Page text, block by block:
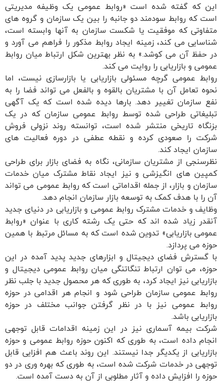
این که گفته شده است «روابط عمومی یک وظیفه مدیریتی
است که روابط سودمند دو جانبه را بین یک سازمان و گروه های
متفاوتی که موفقیت یا شکست سازمان به آنها وابسته است،
شناسایی می کند، زمینه ایجاد روابط مذکور را فراهم می آورد و
در حفظ آن می کوشد.» به نظر بهترین شکل ارتباط میان روابط
عمومی و بازاریابی را روایت می کند.
روابط عمومی گرچه مسئولی بازاریابی یا بازارسازی نیست، اما
نحوه تعامل آن با مشتریان بالقوه و بالفعل می تواند فضا را به
نفع سازمان تغییر دهد. بارها دیده شده است که یک آگهی
تبلیغاتی طراحی شده توسط روابط عمومی سازمان که در یک
بزنگاه تاریخی منتشر شده است، توانسته روند نزولی فروش
شرکت را صعودی کرده و نقطه عطفی در دوره فعالیت های
سازمان ایجاد کند.
نظرسنجی از مشتریان سازمانی، نگاه به فضای بازار برای طراحی
کمپین های انگیزشی و نیز ایجاد نقاط مشترک میان خدمات
سازمان و بازار، از جمله اقداماتی است که روابط عمومی می تواند
آن را با هدف کمک به توسعه بازار سازمان انجام دهد.
وظایف و خدمات مشترک روابط عمومی و بازاریابی در دنیای جدید
آنقدر زیاد شده اند که حتی یک رشته کاری با عنوان «روابط
عمومی بازاریابی» تدوین شده است که به مسائل مرتبط با همین
حوزه می پردازد.
با گسترش فضای دیجیتال و ابزارهای جدید پدید آمده در این
حوزه، می توان ارتباط تنگاتنگی میان روابط عمومی دیجیتال و
بازاریابی نیز ایجاد کرد، به طوری که هر محصول جدید با جلب نظر
روابط عمومی سازمان طراحی شود و انجام هر اقدامی در حوزه
روابط عمومی نیز با در نظر گرفتن جوانب مختلف در حوزه
بازاریابی باشد.
شرکت بیمه آسماری نیز در این زمینه اقدامات قابل توجهی
انجام داده است، به طوری که اکنون حوزه روابط عمومی و حوزه
بازاریابی از یکدیگر جدا نیستند. این روند باعث هم افزایی قابل
توجهی در خدمات شرکت شده است، به طوری که بهره وری در دو
حوزه را افزایش داده و آثار مطلوبی از آن به دست آمده است.